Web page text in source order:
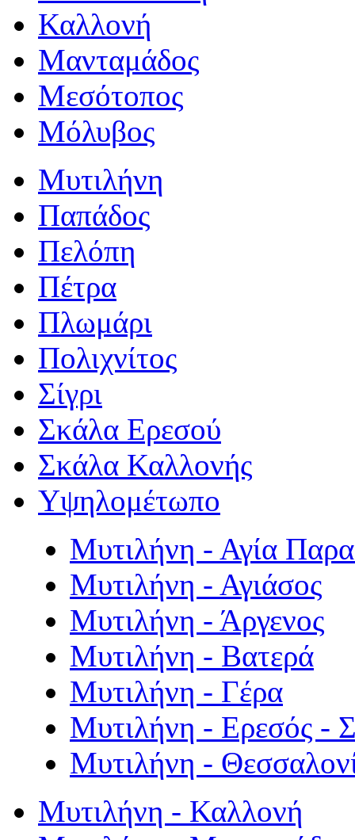
Καλλονή
Μανταμάδος
Μεσότοπος
Μόλυβος
Μυτιλήνη
Παπάδος
Πελόπη
Πέτρα
Πλωμάρι
Πολιχνίτος
Σίγρι
Σκάλα Ερεσού
Σκάλα Καλλονής
Υψηλομέτωπο
Μυτιλήνη - Αγία
Μυτιλήνη - Αγιάσος
Μυτιλήνη - Άργενος
Μυτιλήνη - Βατερά
Μυτιλήνη - Γέρα
Μυτιλήνη - Ερεσός -
Μυτιλήνη -
Μυτιλήνη - Καλλονή